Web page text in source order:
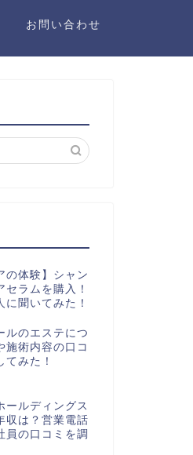
お問い合わせ
の体験】シャン
セラムを購入！
に聞いてみた！
ルのエステにつ
施術内容の口コ
てみた！
ールディングス
収は？営業電話
員の口コミを調